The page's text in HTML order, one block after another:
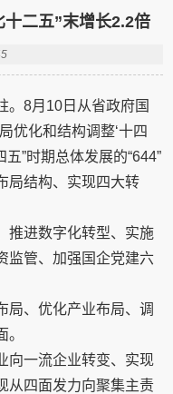
二五”末增长2.2倍
。8月10日从省政府国
优化和结构调整‘十四
五”时期总体发展的“644”
结构、实现四大转
推进数字化转型、实施
监管、加强国企党建六
局、优化产业布局、调
向一流企业转变、实现
从四面发力向聚集主责